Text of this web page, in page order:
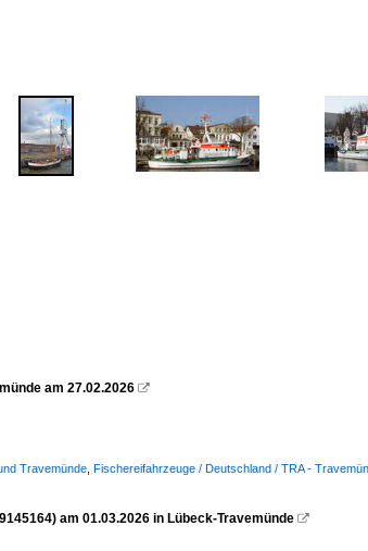
am 27.02.2026 
Travemünde Fischereifahrzeuge / Deutschland / TRA -
am 01.03.2026 in Lübeck-Travemünde 